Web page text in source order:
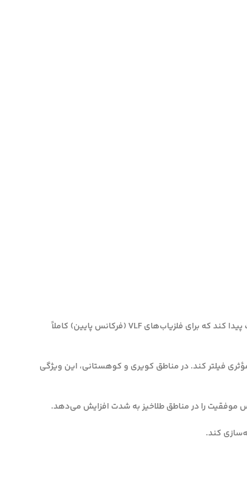
دست پیدا کند که برای فلزیاب‌های VLF (فرکانس پایین) کاملاً
فیلتر کند. در مناطق کویری و کوهستانی، این ویژگی